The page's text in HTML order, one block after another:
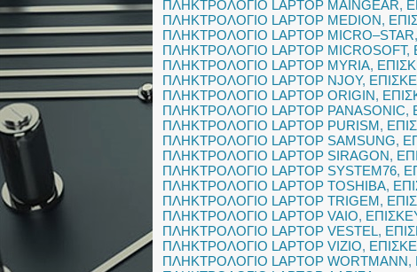
ΠΛΗΚΤΡΟΛΟΓΙΟ LAPTOP MAINGEAR,
ΠΛΗΚΤΡΟΛΟΓΙΟ LAPTOP MEDION,
ΠΛΗΚΤΡΟΛΟΓΙΟ LAPTOP MICRO–STAR,
ΠΛΗΚΤΡΟΛΟΓΙΟ LAPTOP MICROSOFT,
ΠΛΗΚΤΡΟΛΟΓΙΟ LAPTOP MYRIA,
ΠΛΗΚΤΡΟΛΟΓΙΟ LAPTOP NJOY,
ΠΛΗΚΤΡΟΛΟΓΙΟ LAPTOP ORIGIN,
ΠΛΗΚΤΡΟΛΟΓΙΟ LAPTOP PANASONIC,
ΠΛΗΚΤΡΟΛΟΓΙΟ LAPTOP PURISM,
ΠΛΗΚΤΡΟΛΟΓΙΟ LAPTOP SAMSUNG,
ΠΛΗΚΤΡΟΛΟΓΙΟ LAPTOP SIRAGON,
ΠΛΗΚΤΡΟΛΟΓΙΟ LAPTOP SYSTEM76,
ΠΛΗΚΤΡΟΛΟΓΙΟ LAPTOP TOSHIBA,
ΠΛΗΚΤΡΟΛΟΓΙΟ LAPTOP TRIGEM,
ΠΛΗΚΤΡΟΛΟΓΙΟ LAPTOP VAIO,
ΠΛΗΚΤΡΟΛΟΓΙΟ LAPTOP VESTEL,
ΠΛΗΚΤΡΟΛΟΓΙΟ LAPTOP VIZIO,
ΠΛΗΚΤΡΟΛΟΓΙΟ LAPTOP WORTMANN,